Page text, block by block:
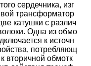
сердечника, изг
трансформатор
катушки с различ
Одна из обмо
к источн
потребляющ
вторичной обмотк